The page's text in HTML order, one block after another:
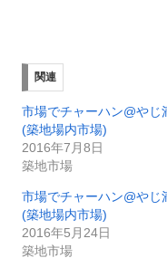
関連
市場でチャーハン@やじ
(築地場内市場)
2016年7月8日
築地市場
市場でチャーハン@やじ
(築地場内市場)
2016年5月24日
築地市場